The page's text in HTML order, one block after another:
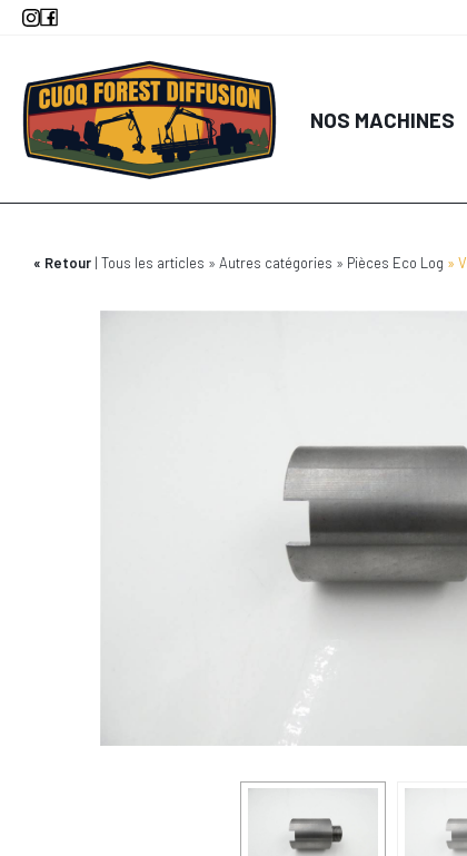
Aller
principal
NOS MACHINES
Retour Tous les articles Autres catégories Pièces Eco Log